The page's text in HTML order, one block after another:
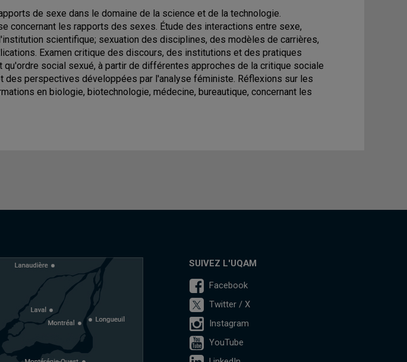
de sexe dans le domaine de la science et de la technologie.
concernant les rapports des sexes. Étude des interactions entre sexe,
scientifique; sexuation des disciplines, des modèles de carrières,
Examen critique des discours, des institutions et des pratiques
social sexué, à partir de différentes approches de la critique sociale
des perspectives développées par l'analyse féministe. Réflexions sur les
en biologie, biotechnologie, médecine, bureautique, concernant les
SUIVEZ L'UQAM
Facebook
Twitter / X
Instagram
YouTube